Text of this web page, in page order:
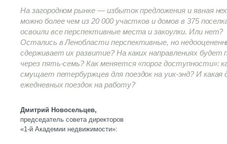
На загородном рынке — избыток предложения и явная
можно более чем из 20 000 участков и домов в 375
освоили все перспективные места и закоулки. Или нет?
Остались в Ленобласти перспективные, но
сдерживает их развитие? На каких направлениях
через пять-семь? Как меняется «порог доступности»:
смущает петербуржцев для поездок на уик-энд? И какая
ежедневных поездок на работу?
Дмитрий Новосельцев,
председатель совета директоров
«1-й Академии недвижимости»: